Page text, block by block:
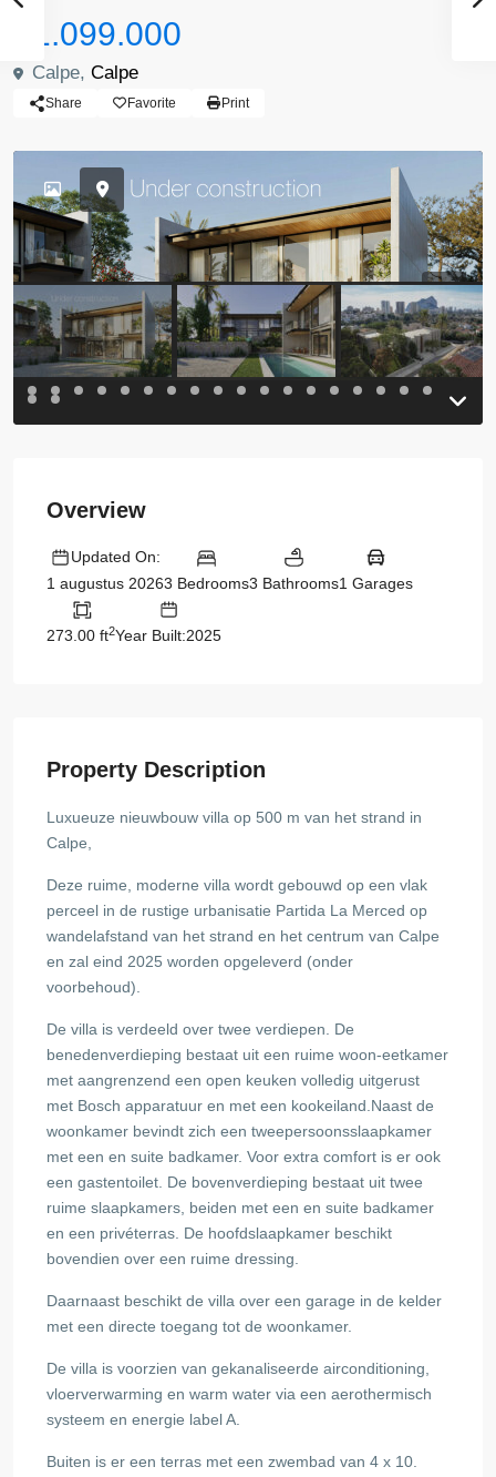
$1.099.000
Calpe, Calpe
Share Favorite Print
Previous
Overview
Updated On:
1 augustus 20263 Bedrooms3 Bathrooms1 Garages
273.00 ft2Year Built:2025
Property Description
Luxueuze nieuwbouw villa op 500 m van het strand in
Calpe,
Deze ruime, moderne villa wordt gebouwd op een vlak
perceel in de rustige urbanisatie Partida La Merced op
wandelafstand van het strand en het centrum van Calpe
en zal eind 2025 worden opgeleverd (onder
voorbehoud).
De villa is verdeeld over twee verdiepen. De
benedenverdieping bestaat uit een ruime woon-eetkamer
met aangrenzend een open keuken volledig uitgerust
met Bosch apparatuur en met een kookeiland.Naast de
woonkamer bevindt zich een tweepersoonsslaapkamer
met een en suite badkamer. Voor extra comfort is er ook
een gastentoilet. De bovenverdieping bestaat uit twee
ruime slaapkamers, beiden met een en suite badkamer
en een privéterras. De hoofdslaapkamer beschikt
bovendien over een ruime dressing.
Daarnaast beschikt de villa over een garage in de kelder
met een directe toegang tot de woonkamer.
De villa is voorzien van gekanaliseerde airconditioning,
vloerverwarming en warm water via een aerothermisch
systeem en energie label A.
Buiten is er een terras met een zwembad van 4 x 10.